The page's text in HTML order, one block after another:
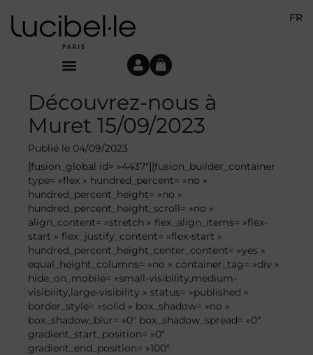
FR
Découvrez-nous à
Muret 15/09/2023
Publié le 04/09/2023
[fusion_global id= »4437″][fusion_builder_container
type= »flex » hundred_percent= »no »
hundred_percent_height= »no »
hundred_percent_height_scroll= »no »
align_content= »stretch » flex_align_items= »flex-
start » flex_justify_content= »flex-start »
hundred_percent_height_center_content= »yes »
equal_height_columns= »no » container_tag= »div »
hide_on_mobile= »small-visibility,medium-
visibility,large-visibility » status= »published »
border_style= »solid » box_shadow= »no »
box_shadow_blur= »0″ box_shadow_spread= »0″
gradient_start_position= »0″
gradient_end_position= »100″